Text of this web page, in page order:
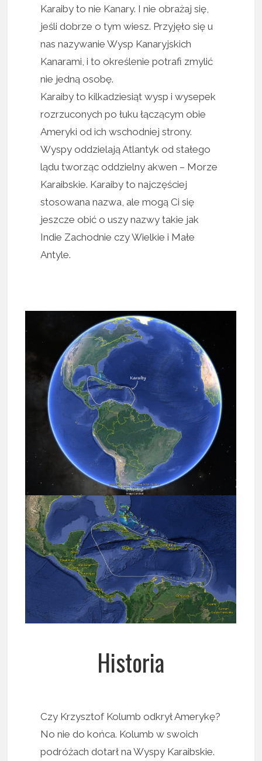
Karaiby to nie Kanary. I nie obrażaj się,
jeśli dobrze o tym wiesz. Przyjęło się u
nas nazywanie Wysp Kanaryjskich
Kanarami, i to określenie potrafi zmylić
nie jedną osobę.
Karaiby to kilkadziesiąt wysp i wysepek
rozrzuconych po łuku łączącym obie
Ameryki od ich wschodniej strony.
Wyspy oddzielają Atlantyk od stałego
lądu tworząc oddzielny akwen – Morze
Karaibskie. Karaiby to najczęściej
stosowana nazwa, ale mogą Ci się
jeszcze obić o uszy nazwy takie jak
Indie Zachodnie czy Wielkie i Małe
Antyle.
Historia
Czy Krzysztof Kolumb odkrył Amerykę?
No nie do końca. Kolumb w swoich
podróżach dotarł na Wyspy Karaibskie.